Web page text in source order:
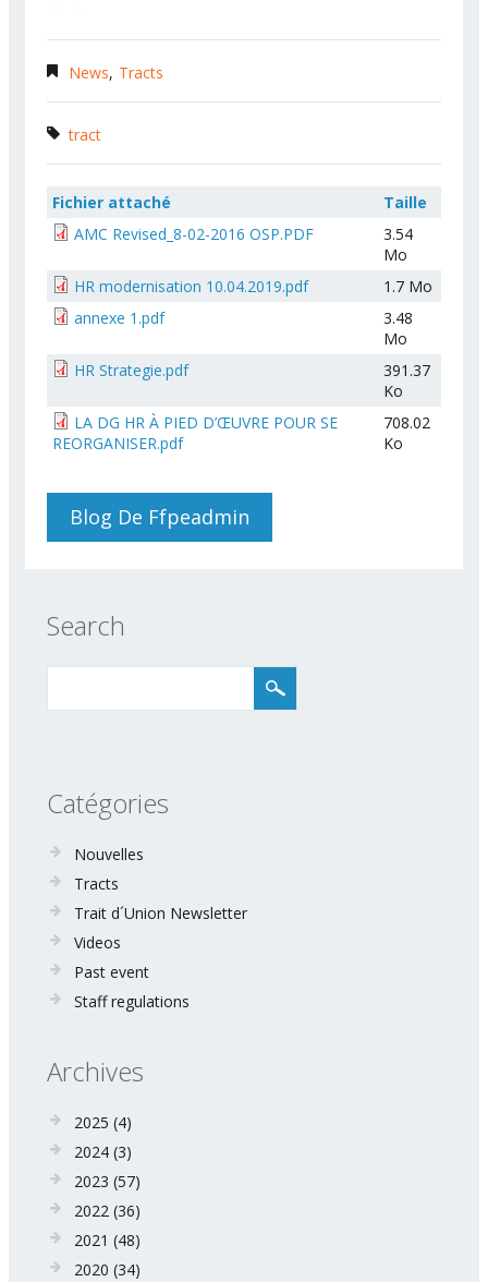
News Tracts
tract
Fichier attaché
Taille
AMC Revised_8-02-2016 OSP.PDF
3.54
Mo
HR modernisation 10.04.2019.pdf
1.7 Mo
annexe 1.pdf
3.48
Mo
HR Strategie.pdf
391.37
Ko
LA DG HR À PIED D’ŒUVRE POUR SE
REORGANISER.pdf
708.02
Ko
Blog De Ffpeadmin
Search
Catégories
Nouvelles
Tracts
Trait d´Union Newsletter
Videos
Past event
Staff regulations
Archives
2025 (4)
2024 (3)
2023 (57)
2022 (36)
2021 (48)
2020 (34)